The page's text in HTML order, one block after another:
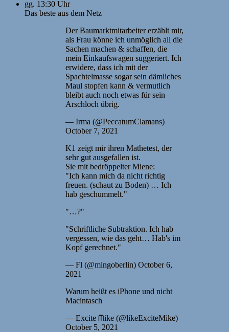
gg. 13:30 Uhr
Das beste aus dem Netz
Der Baumarktmitarbeiter erzählt mir,
als Frau könne ich unmöglich all die
Sachen machen & schaffen, die
mein Einkaufswagen suggeriert. Ich
erwidere, dass ich mit der
Spachtelmasse sogar sein dämliches
Maul stopfen kann & vermutlich
bleibt auch noch etwas für sein
Arschloch übrig.
— Irma (@PeccatumClamans)
October 7, 2021
K1 zeigt mir ihren Mathetest, der
sehr gut ausgefallen ist.
Sie mit bedröppelter Miene:
"Ich kann mich da nicht richtig
freuen. (schaut zu Boden) … Ich
hab geschummelt."
"…?"
"Schriftliche Subtraktion. Ich hab
vergessen, wie das geht… Hab's im
Kopf gerechnet."
— Fl (@mingoberlin) October 6,
2021
Warum heißt es iPhone und nicht
Macintasch
— Excite ᗰike (@likeExciteMike)
October 5, 2021